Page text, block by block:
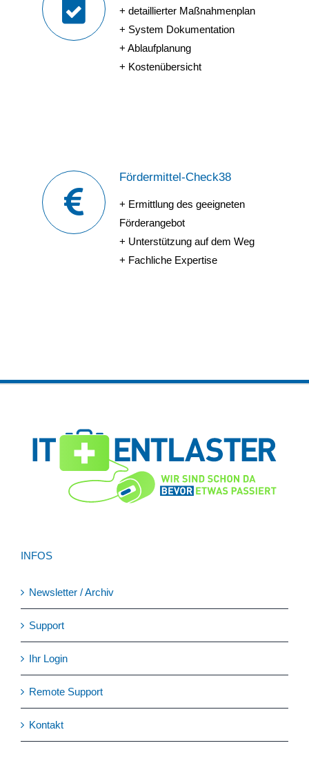
+ detaillierter Maßnahmenplan
+ System Dokumentation
+ Ablaufplanung
+ Kostenübersicht
Fördermittel-Check38
+ Ermittlung des geeigneten
Förderangebot
+ Unterstützung auf dem Weg
+ Fachliche Expertise
INFOS
Newsletter / Archiv
Support
Ihr Login
Remote Support
Kontakt